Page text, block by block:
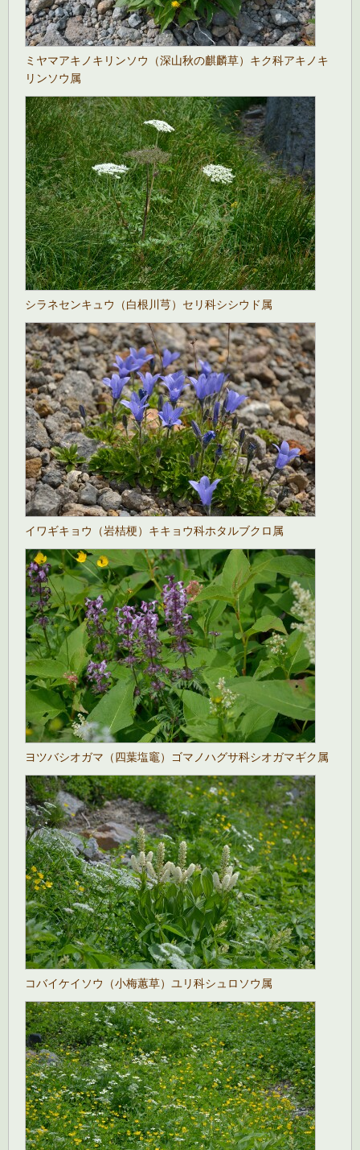
ミヤマアキノキリンソウ（深山秋の麒麟草）キク科アキノキ
リンソウ属
シラネセンキュウ（白根川芎）セリ科シシウド属
イワギキョウ（岩桔梗）キキョウ科ホタルブクロ属
ヨツバシオガマ（四葉塩竈）ゴマノハグサ科シオガマギク属
コバイケイソウ（小梅蕙草）ユリ科シュロソウ属